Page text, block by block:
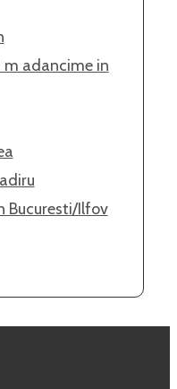
m adancime in
Bucuresti/Ilfov